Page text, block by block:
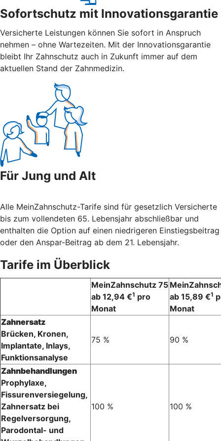
Sofortschutz mit Innovationsgarantie
Versicherte Leistungen können Sie sofort in Anspruch
nehmen – ohne Wartezeiten. Mit der Innovations­garantie
bleibt Ihr Zahnschutz auch in Zukunft immer auf dem
aktuellen Stand der Zahnmedizin.
Für Jung und Alt
Alle MeinZahnschutz-Tarife sind für gesetzlich Versicherte
bis zum vollendeten 65. Lebensjahr abschließbar und
enthalten die Option auf einen niedrigeren Einstiegsbeitrag
oder den Anspar-Beitrag ab dem 21. Lebensjahr.
Tarife im Überblick
MeinZahnschutz 75
ab 12,94 €1 pro
Monat
ab 15,89 €1
Monat
Zahnersatz
Brücken, Kronen,
Implantate, Inlays,
Funktionsanalyse
75 % 90 %
Zahnbehandlungen
Prophylaxe,
Fissurenversiegelung,
Zahnersatz bei
Regelversorgung,
Parodontal- und
100 % 100 %